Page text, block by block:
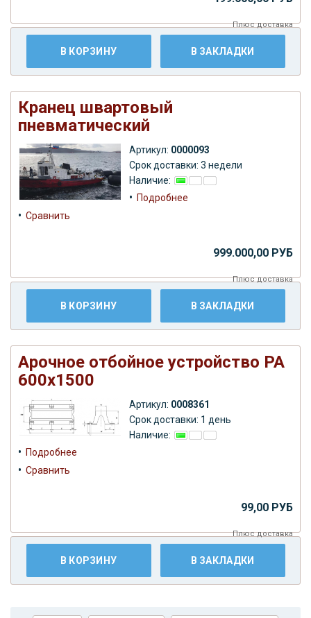
Плюсдоставка
В КОРЗИНУ В ЗАКЛАДКИ
Кранец швартовый
пневматический
Артикул: 0000093
Срок доставки: 3 недели
Наличие:
• Подробнее
• Сравнить
999.000,00 РУБ
Плюсдоставка
В КОРЗИНУ В ЗАКЛАДКИ
Арочное отбойное устройство РА
600х1500
Артикул: 0008361
Срок доставки: 1 день
Наличие:
• Подробнее
• Сравнить
99,00 РУБ
Плюсдоставка
В КОРЗИНУ В ЗАКЛАДКИ